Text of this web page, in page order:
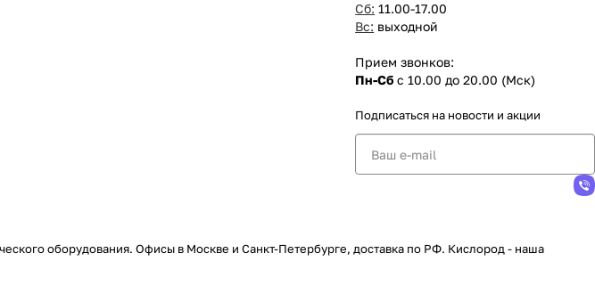
Сб: 11.00-17.00
Вс: выходной
Прием звонков:
Пн-Сб с 10.00 до 20.00 (Мск)
Подписаться на новости и акции
оборудования. Офисы в Москве и Санкт-Петербурге, доставка по РФ. Кислород - наша